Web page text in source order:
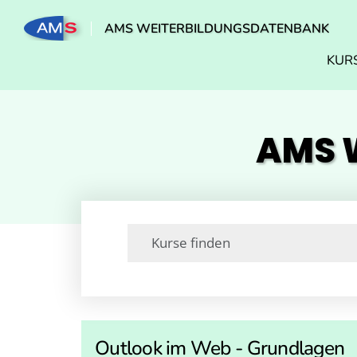
AMS WEITERBILDUNGSDATENBANK
AMS
Outlook im Web - Grundlagen